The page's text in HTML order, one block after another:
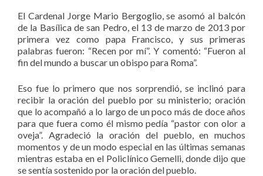
El Cardenal Jorge Mario Bergoglio, se asomó al balcón
de la Basílica de san Pedro, el 13 de marzo de 2013 por
primera vez como papa Francisco, y sus primeras
palabras fueron: “Recen por mí”. Y comentó: “Fueron al
fin del mundo a buscar un obispo para Roma”.
Eso fue lo primero que nos sorprendió, se inclinó para
recibir la oración del pueblo por su ministerio; oración
que lo acompañó a lo largo de un poco más de doce años
para que fuera como él mismo pedía “pastor con olor a
oveja”. Agradeció la oración del pueblo, en muchos
momentos y de un modo especial en las últimas semanas
mientras estaba en el Policlínico Gemelli, donde dijo que
se sentía sostenido por la oración del pueblo.